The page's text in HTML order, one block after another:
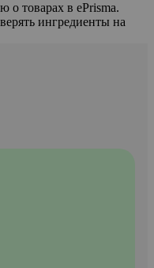
товарах в ePrisma.
ингредиенты на